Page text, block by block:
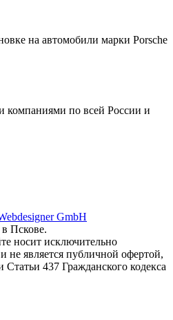
на автомобили марки Porsche
компаниями по всей России и
GmbH
Пскове.
носит исключительно
не является публичной офертой,
437 Гражданского кодекса